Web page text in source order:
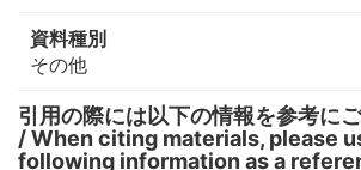
資料種別
その他
引用の際には以下の情報を参考に
/ When citing materials, please
following information as a